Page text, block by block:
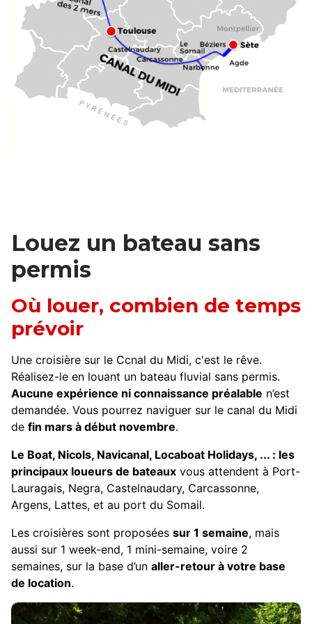
Louez un bateau sans
permis
Où louer, combien de temps
prévoir
Une croisière sur le Ccnal du Midi, c'est le rêve.
Réalisez-le en louant un bateau fluvial sans permis.
Aucune expérience ni connaissance préalable n’est
demandée. Vous pourrez naviguer sur le canal du Midi
de fin mars à début novembre.
Le Boat, Nicols, Navicanal, Locaboat Holidays, ... : les
principaux loueurs de bateaux vous attendent à Port-
Lauragais, Negra, Castelnaudary, Carcassonne,
Argens, Lattes, et au port du Somail.
Les croisières sont proposées sur 1 semaine, mais
aussi sur 1 week-end, 1 mini-semaine, voire 2
semaines, sur la base d’un aller-retour à votre base
de location.